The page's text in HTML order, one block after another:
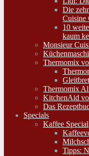
Die
Cuisine
10
kaum
Monsieur
Thermomix
Thermomix
KitchenAid
Das
Specials
Kaffee Special
Tipps: